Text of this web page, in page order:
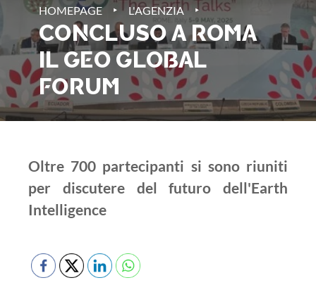
HOMEPAGE ‣ L'AGENZIA ‣
CONCLUSO A ROMA
IL GEO GLOBAL
FORUM
Oltre 700 partecipanti si sono riuniti
per discutere del futuro dell'Earth
Intelligence